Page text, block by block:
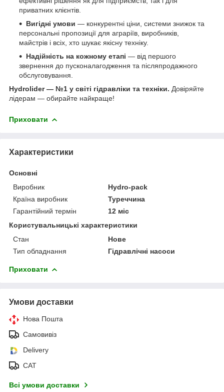
приватних клієнтів.
Вигідні умови — конкурентні ціни, системи знижок та
персональні пропозиції для аграріїв, виробників,
майстрів і всіх, хто шукає якісну техніку.
Надійність на кожному етапі — від першого
звернення до пусконалагодження та післяпродажного
обслуговування.
Hydrolider — №1 у світі гідравліки та техніки. Довіряйте
лідерам — обирайте найкраще!
Приховати
Характеристики
Основні
Виробник
Hydro-pack
Країна виробник
Туреччина
Гарантійний термін
12 міс
Користувальницькі характеристики
Стан
Нове
Тип обладнання
Гідравлічні насоси
Приховати
Умови доставки
Нова Пошта
Самовивіз
Delivery
САТ
Всі умови доставки